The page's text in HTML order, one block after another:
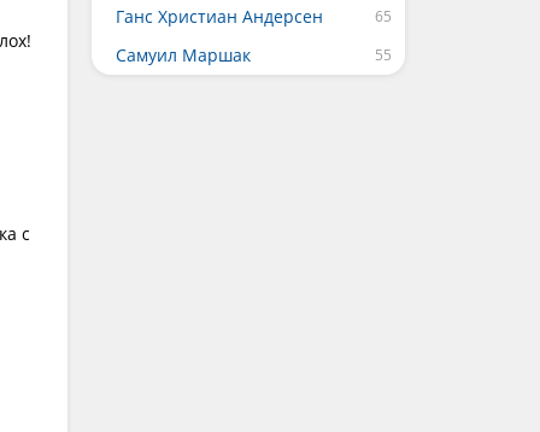
с
Ганс Христиан Андерсен
Самуил Маршак